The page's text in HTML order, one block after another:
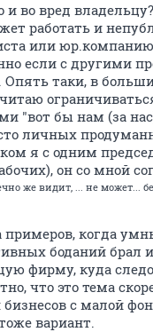
и во вред владельцу?
работать и
или
если с другими
Опять таки, в
"вот бы нам (за
личных
я с одним
он со мной
же видит, ... не может...
примеров, когда
боданий брал и
фирму, куда
что это тема
бизнесов с малой
вариант.